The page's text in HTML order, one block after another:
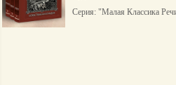
Серия: "Малая Классика